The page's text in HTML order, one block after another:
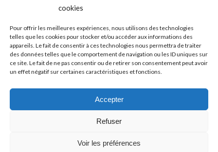
cookies
Pour offrir les meilleures expériences, nous utilisons des technologies
telles que les cookies pour stocker et/ou accéder aux informations des
appareils. Le fait de consentir à ces technologies nous permettra de traiter
des données telles que le comportement de navigation ou les ID uniques sur
ce site. Le fait de ne pas consentir ou de retirer son consentement peut avoir
un effet négatif sur certaines caractéristiques et fonctions.
Accepter
Refuser
Voir les préférences
CONTACT
Atelier / bureaux Paris
Atelier / bureaux Bordeaux
contact@panoramic7.com
mentions légales